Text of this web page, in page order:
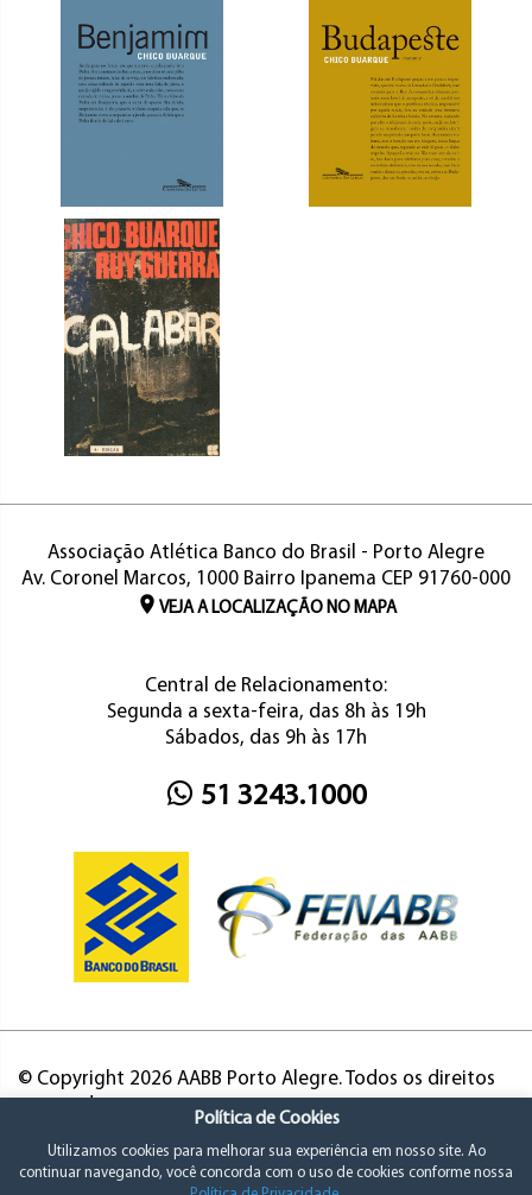
Associação Atlética Banco do Brasil - Porto Alegre
Av. Coronel Marcos, 1000 Bairro Ipanema CEP 91760-000
VEJA A LOCALIZAÇÃO NO MAPA
Central de Relacionamento:
Segunda a sexta-feira, das 8h às 19h
Sábados, das 9h às 17h
51 3243.1000
© Copyright 2026 AABB Porto Alegre. Todos os direitos
Política de Cookies
Utilizamos cookies para melhorar sua experiência em nosso site. Ao
continuar navegando, você concorda com o uso de cookies conforme nossa